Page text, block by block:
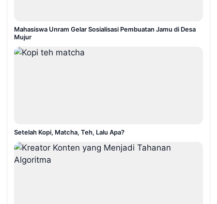
Mahasiswa Unram Gelar Sosialisasi Pembuatan Jamu di Desa
Mujur
Setelah Kopi, Matcha, Teh, Lalu Apa?